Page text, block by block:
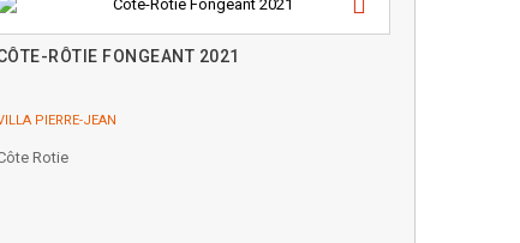
RÔTIE FONGEANT 2021
PIERRE-JEAN
Rotie